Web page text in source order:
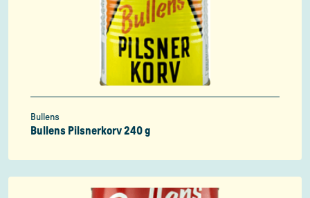
Bullens
Bullens Pilsnerkorv 240 g